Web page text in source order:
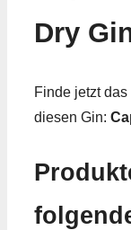
Dry
Finde jetzt
diesen Gin: